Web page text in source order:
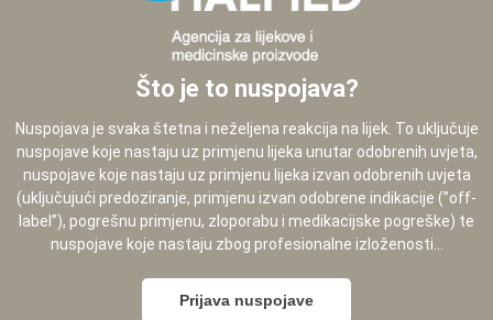
Što je to nuspojava?
Nuspojava je svaka štetna i neželjena reakcija na lijek. To uključuje
nuspojave koje nastaju uz primjenu lijeka unutar odobrenih uvjeta,
nuspojave koje nastaju uz primjenu lijeka izvan odobrenih uvjeta
(uključujući predoziranje, primjenu izvan odobrene indikacije (”off-
label”), pogrešnu primjenu, zloporabu i medikacijske pogreške) te
nuspojave koje nastaju zbog profesionalne izloženosti...
Prijava nuspojave